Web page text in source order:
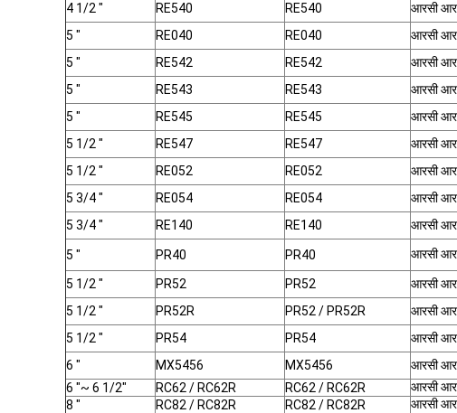
4 1/2 "
RE540 RE540 आरसी
5 "
RE040 RE040 आरसी
5 "
RE542 RE542 आरसी
5 "
RE543 RE543 आरसी
5 "
RE545 RE545 आरसी
5 1/2 "
RE547 RE547 आरसी
5 1/2 "
RE052 RE052 आरसी
5 3/4 "
RE054 RE054 आरसी
5 3/4 "
RE140 RE140 आरसी
5 " PR40 PR40 आरसी
5 1/2 "
PR52 PR52 आरसी
5 1/2 "
PR52R PR52 / PR52R आरसी
5 1/2 "
PR54 PR54 आरसी
6 "
MX5456 MX5456 आरसी
6 "~ 6 1/2"
RC62 / RC62R RC62 / RC62R आरसी
8 "
RC82 / RC82R RC82 / RC82R आरसी